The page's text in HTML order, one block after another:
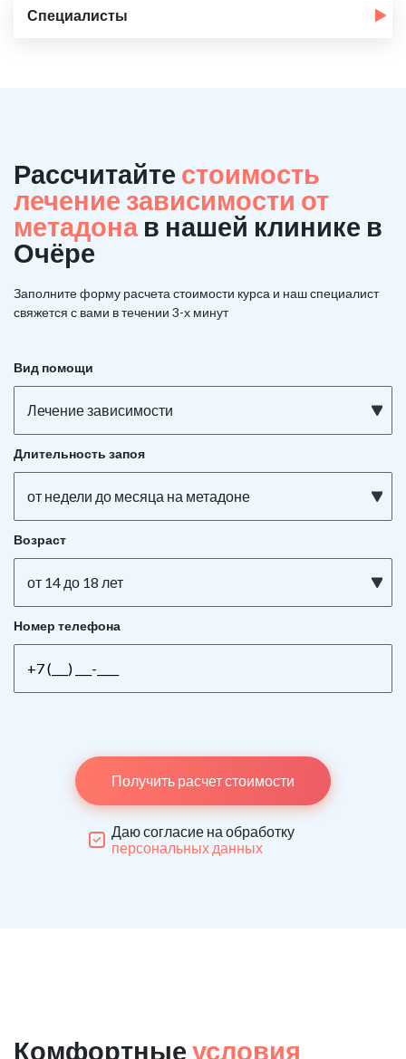
Специалисты
Рассчитайте стоимость
лечение зависимости от
метадона в нашей клинике в
Очёре
Заполните форму расчета стоимости курса и наш специалист
свяжется с вами в течении 3-х минут
Вид помощи
Лечение зависимости
Длительность запоя
от недели до месяца на метадоне
Возраст
от 14 до 18 лет
Номер телефона
Получить расчет стоимости
Даю согласие на обработку
персональных данных
Комфортные условия